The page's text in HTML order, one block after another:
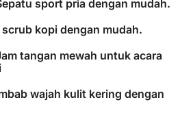
sport pria dengan mudah.
kopi dengan mudah.
tangan mewah untuk acara
wajah kulit kering dengan